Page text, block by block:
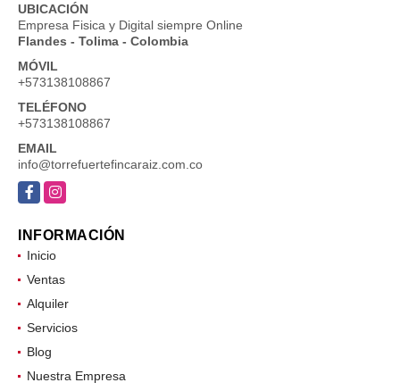
UBICACIÓN
Empresa Fisica y Digital siempre Online
Flandes - Tolima - Colombia
MÓVIL
+573138108867
TELÉFONO
+573138108867
EMAIL
info@torrefuertefincaraiz.com.co
FacebookInstagram
INFORMACIÓN
Inicio
Ventas
Alquiler
Servicios
Blog
Nuestra Empresa